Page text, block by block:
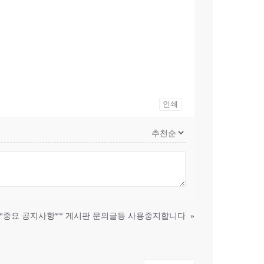
인쇄
중요 공지사항** 게시판 문의글등 사용중지합니다 »